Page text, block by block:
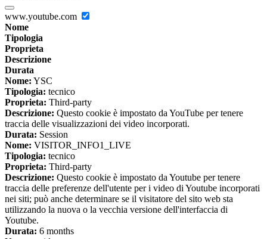
www.youtube.com
Nome
Tipologia
Proprieta
Descrizione
Durata
Nome: YSC
Tipologia: tecnico
Proprieta: Third-party
Descrizione: Questo cookie è impostato da YouTube per tenere
traccia delle visualizzazioni dei video incorporati.
Durata: Session
Nome: VISITOR_INFO1_LIVE
Tipologia: tecnico
Proprieta: Third-party
Descrizione: Questo cookie è impostato da Youtube per tenere
traccia delle preferenze dell'utente per i video di Youtube incorporati
nei siti; può anche determinare se il visitatore del sito web sta
utilizzando la nuova o la vecchia versione dell'interfaccia di
Youtube.
Durata: 6 months